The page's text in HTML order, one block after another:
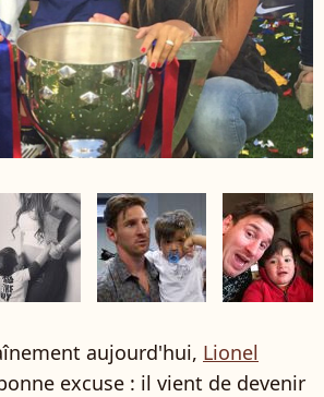
aujourd'hui, Lionel
excuse : il vient de devenir